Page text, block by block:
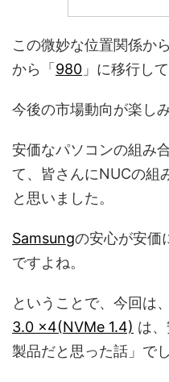
この微妙な位置関係か
から「 980 」に移行し
今後の市場動向が楽し
安価なパソコンの組み
て、皆さんにNUCの組
と思いました。
Samsungの安心が安価
ですよね。
ということで、今回は
3.0 x4(NVMe 1.4) は
製品だと思った話」でし